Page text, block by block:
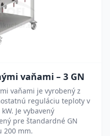
vaňami – 3 GN
vaňami je vyrobený z
reguláciu teploty v
Je vybavený
pre štandardné GN
200 mm.